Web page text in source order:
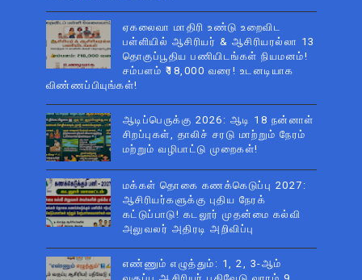
ஏகலைவா மாதிரி உண்டு உறைவிட
பள்ளியில் ஆசிரியர் & ஆசிரியரல்லா 13
தொகுப்பூதிய பணியிடங்கள் நியமனம்!
சம்பளம் ₹18,000 வரை! உடனடியாக
விண்ணப்பியுங்கள்!
ஆடிப்பெருக்கு 2026: ஆடி 18 நன்னாள்
சிறப்புகள், தாலிச் சரடு மாற்றும் நேரம்
மற்றும் வழிபாட்டு முறைகள்!
மக்கள் தொகை கணக்கெடுப்பு 2027:
ஆசிரியர்களுக்கு புதிய நேரக்
கட்டுப்பாடு! கடலூர் முதன்மை கல்வி
அலுவலர் அதிரடி அறிவிப்பு
எண்ணும் எழுத்தும்: 1, 2, 3-ஆம்